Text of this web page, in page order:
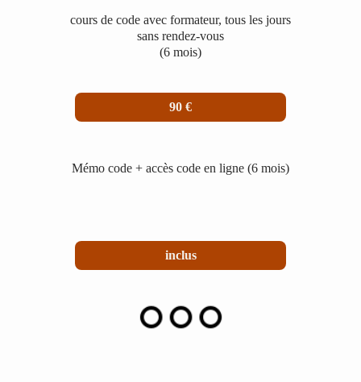
cours de code avec formateur, tous les jours
sans rendez-vous
(6 mois)
90 €
Mémo code + accès code en ligne (6 mois)
inclus